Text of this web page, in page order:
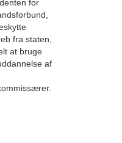
for
fra staten,
at bruge
af